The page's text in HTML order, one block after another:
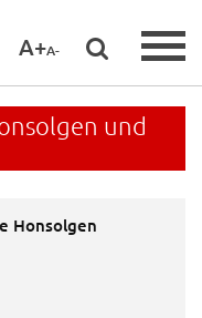
A+A-
und
Honsolgen